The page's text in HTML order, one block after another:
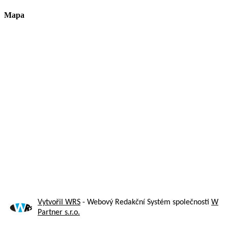
Mapa
Vytvořil WRS - Webový Redakční Systém společnosti W
Partner s.r.o.